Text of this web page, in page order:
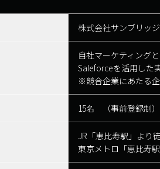
株式会社サンブリッジ
自社マーケティング
Saleforceを活用した
※競合企業にあたる
15名 （事前登録制）
JR「恵比寿駅」より
東京メトロ「恵比寿